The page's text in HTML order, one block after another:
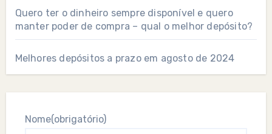
Quero ter o dinheiro sempre disponível e quero
manter poder de compra – qual o melhor depósito?
Melhores depósitos a prazo em agosto de 2024
Nome(obrigatório)